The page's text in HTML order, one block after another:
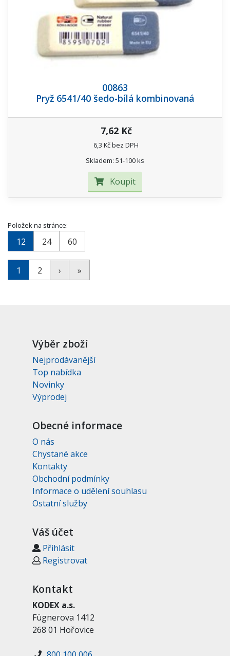
00863
Pryž 6541/40 šedo-bílá kombinovaná
7,62 Kč
6,3 Kč bez DPH
Skladem: 51-100 ks
Koupit
Položek na stránce:
12 24 60
1 2 › »
Výběr zboží
Nejprodávanější
Top nabídka
Novinky
Výprodej
Obecné informace
O nás
Chystané akce
Kontakty
Obchodní podmínky
Informace o udělení souhlasu
Ostatní služby
Váš účet
Přihlásit
Registrovat
Kontakt
KODEX a.s.
Fügnerova 1412
268 01 Hořovice